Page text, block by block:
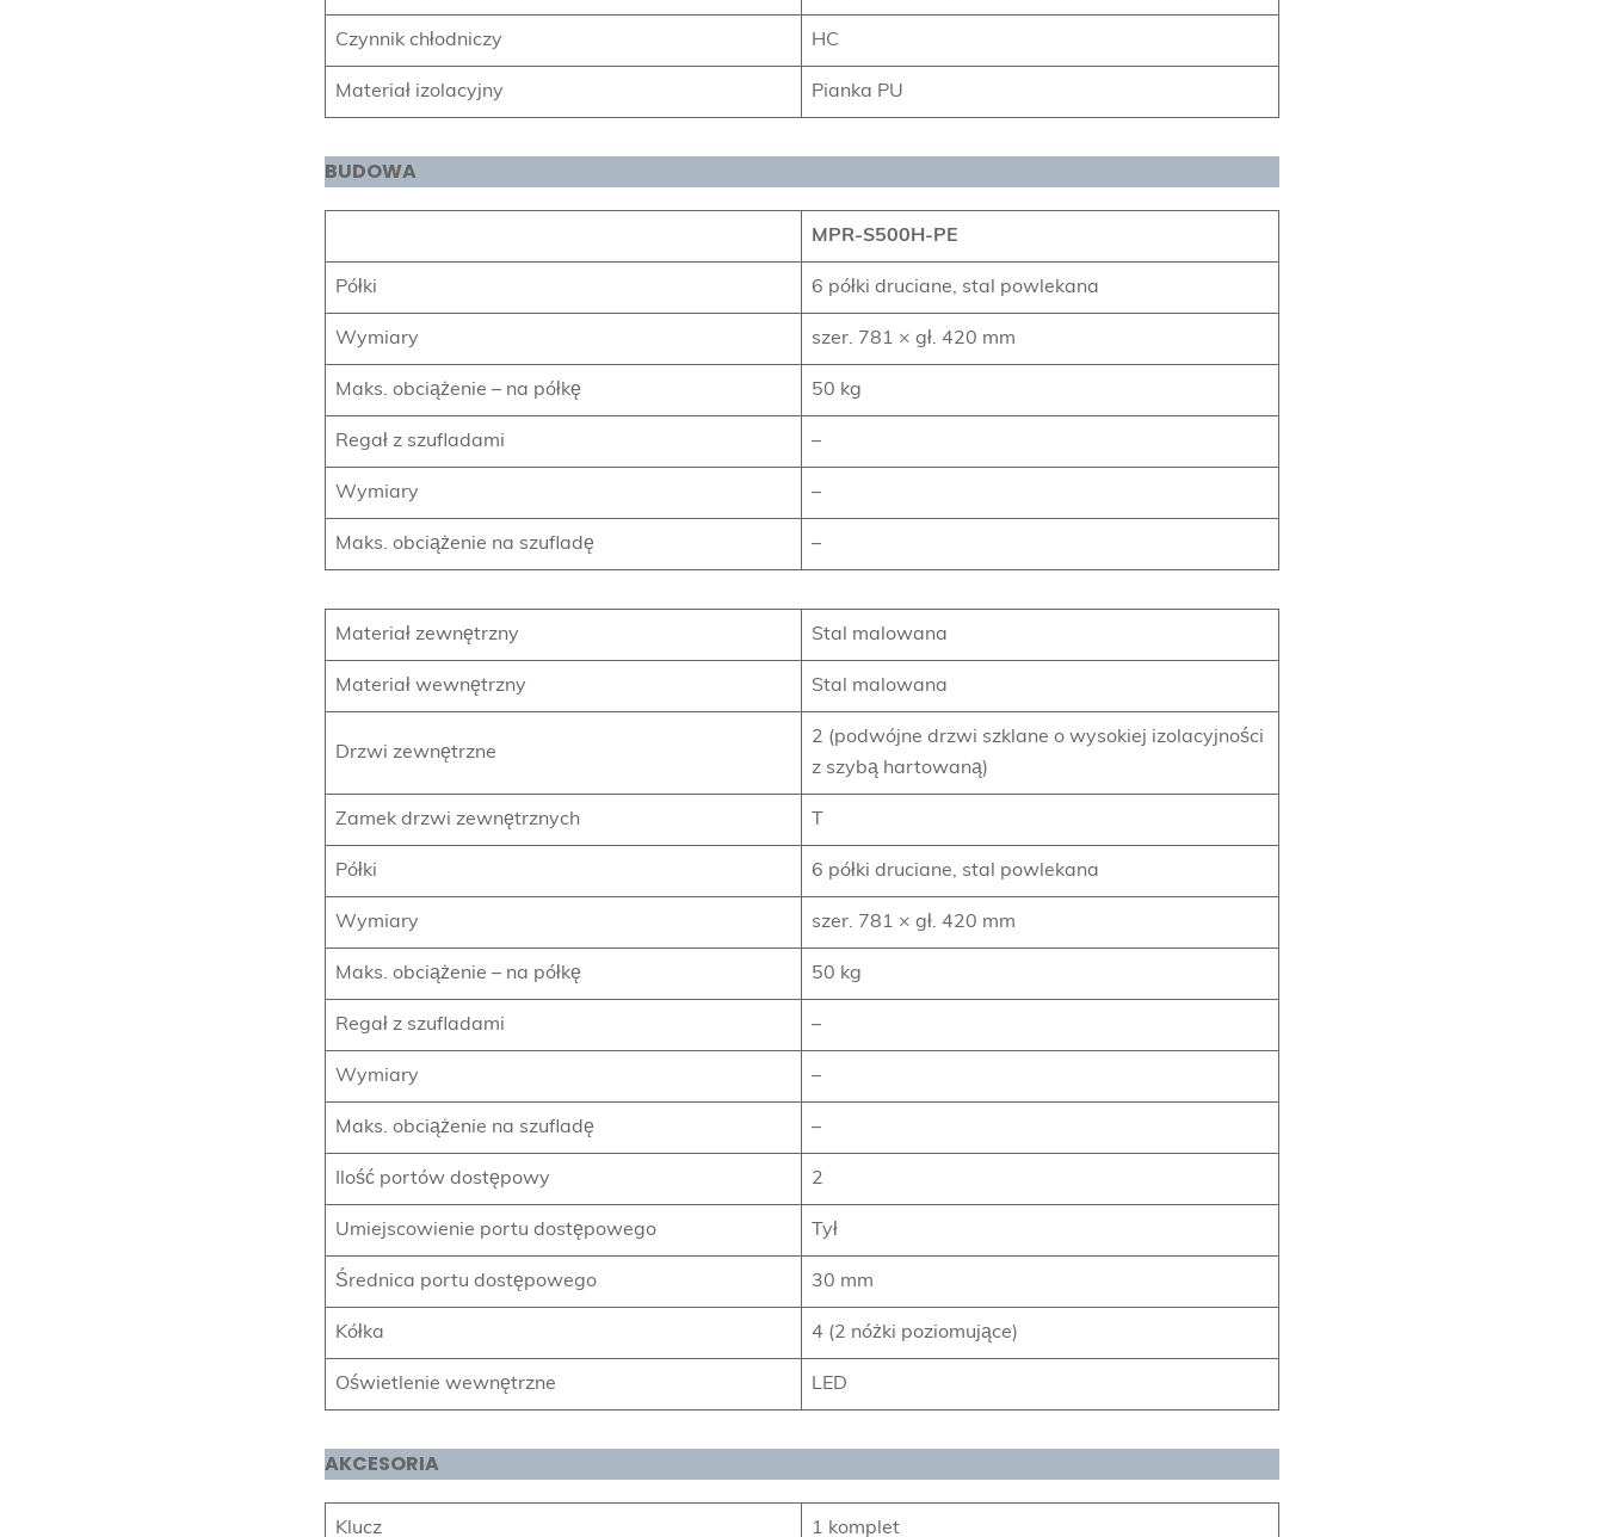
Czynnik chłodniczy HC
Materiał izolacyjny Pianka PU
BUDOWA
MPR-S500H-PE
Półki 6 półki druciane, stal powlekana
Wymiary szer. 781 × gł. 420 mm
Maks. obciążenie – na półkę 50 kg
Regał z szufladami –
Wymiary –
Maks. obciążenie na szufladę –
Materiał zewnętrzny Stal malowana
Materiał wewnętrzny Stal malowana
Drzwi zewnętrzne
2 (podwójne drzwi szklane o wysokiej izolacyjności
z szybą hartowaną)
Zamek drzwi zewnętrznych
Półki 6 półki druciane, stal powlekana
Wymiary szer. 781 × gł. 420 mm
Maks. obciążenie – na półkę 50 kg
Regał z szufladami –
Wymiary –
Maks. obciążenie na szufladę –
Ilość portów dostępowy 2
Umiejscowienie portu dostępowego Tył
Średnica portu dostępowego 30 mm
Kółka 4 (2 nóżki poziomujące)
Oświetlenie wewnętrzne LED
AKCESORIA
Klucz 1 komplet